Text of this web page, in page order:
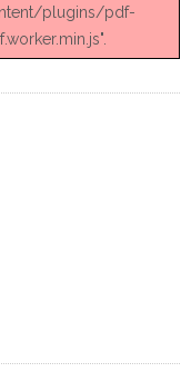
plugins/pdf-